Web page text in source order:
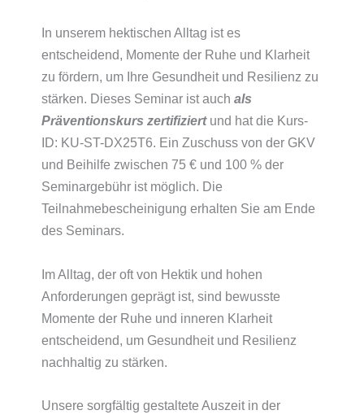
In unserem hektischen Alltag ist es
entscheidend, Momente der Ruhe und Klarheit
zu fördern, um Ihre Gesundheit und Resilienz zu
stärken. Dieses Seminar ist auch als
Präventionskurs zertifiziertund hat die Kurs-
ID: KU-ST-DX25T6. Ein Zuschuss von der GKV
und Beihilfe zwischen 75 € und 100 % der
Seminargebühr ist möglich. Die
Teilnahmebescheinigung erhalten Sie am Ende
des Seminars.
Im Alltag, der oft von Hektik und hohen
Anforderungen geprägt ist, sind bewusste
Momente der Ruhe und inneren Klarheit
entscheidend, um Gesundheit und Resilienz
nachhaltig zu stärken.
Unsere sorgfältig gestaltete Auszeit in der